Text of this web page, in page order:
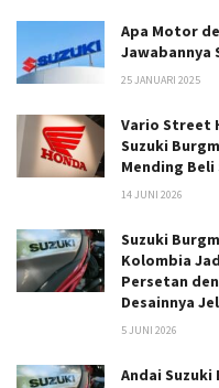
Apa Motor
Jawabannya
25 JANUARI 2025
Vario Street
Suzuki
Mending Beli
14 JUNI 2026
Suzuki
Kolombia
Persetan
Desainnya
5 JUNI 2026
Andai